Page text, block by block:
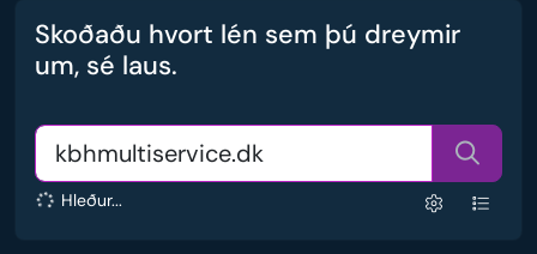
Skoðaðu hvort lén sem þú dreymir
um, sé laus.
Hleður...